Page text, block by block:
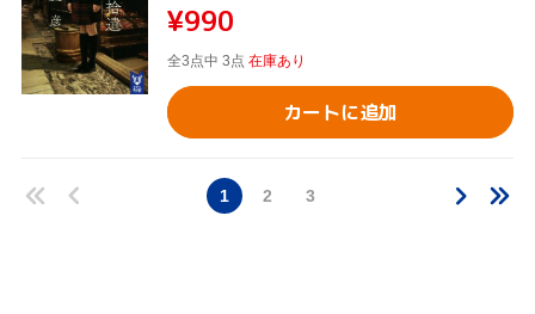
¥990
全3点中 3点 在庫あり
カートに追加
1 2 3